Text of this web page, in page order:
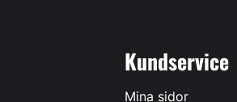
Kundservice
Mina sidor